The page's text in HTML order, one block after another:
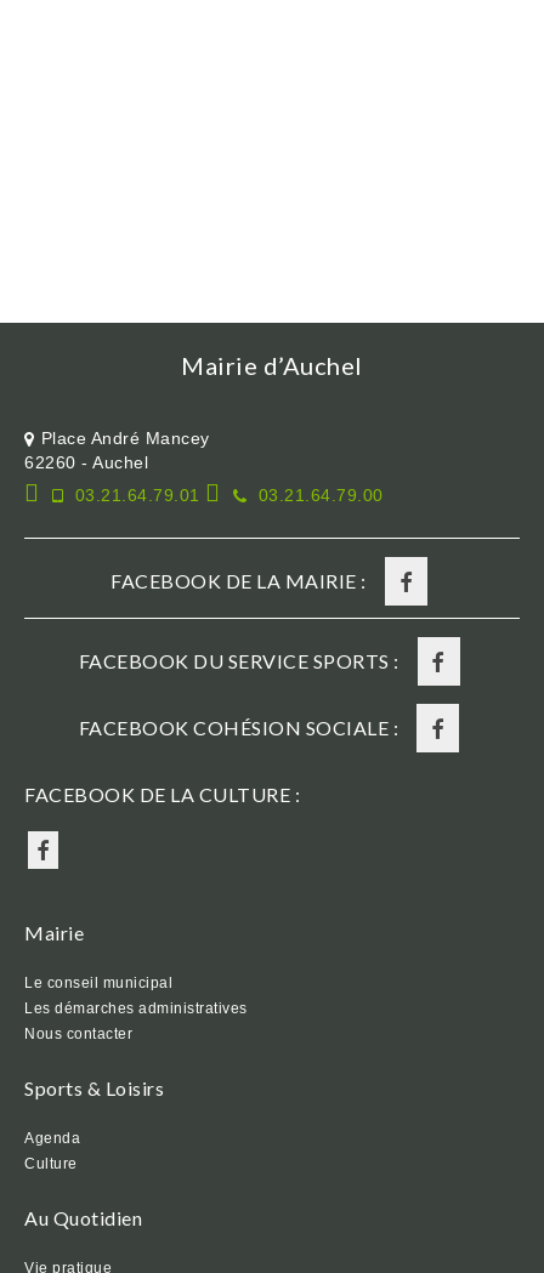
Mairie d’Auchel
Place André Mancey
62260 - Auchel
03.21.64.79.01
03.21.64.79.00
FACEBOOK DE LA MAIRIE :
FACEBOOK DU SERVICE SPORTS :
FACEBOOK COHÉSION SOCIALE :
FACEBOOK DE LA CULTURE :
Mairie
Le conseil municipal
Les démarches administratives
Nous contacter
Sports & Loisirs
Agenda
Culture
Au Quotidien
Vie pratique